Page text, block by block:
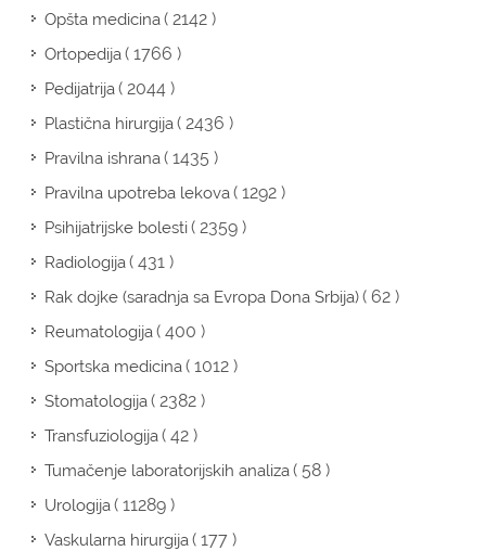
Opšta medicina( 2142 )
Ortopedija( 1766 )
Pedijatrija( 2044 )
Plastična hirurgija( 2436 )
Pravilna ishrana( 1435 )
Pravilna upotreba lekova( 1292 )
Psihijatrijske bolesti( 2359 )
Radiologija( 431 )
Rak dojke (saradnja sa Evropa Dona Srbija)( 62 )
Reumatologija( 400 )
Sportska medicina( 1012 )
Stomatologija( 2382 )
Transfuziologija( 42 )
Tumačenje laboratorijskih analiza( 58 )
Urologija( 11289 )
Vaskularna hirurgija( 177 )